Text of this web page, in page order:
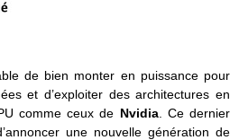
de bien monter en puissance pour
et d’exploiter des architectures en
comme ceux de Nvidia. Ce dernier
une nouvelle génération de